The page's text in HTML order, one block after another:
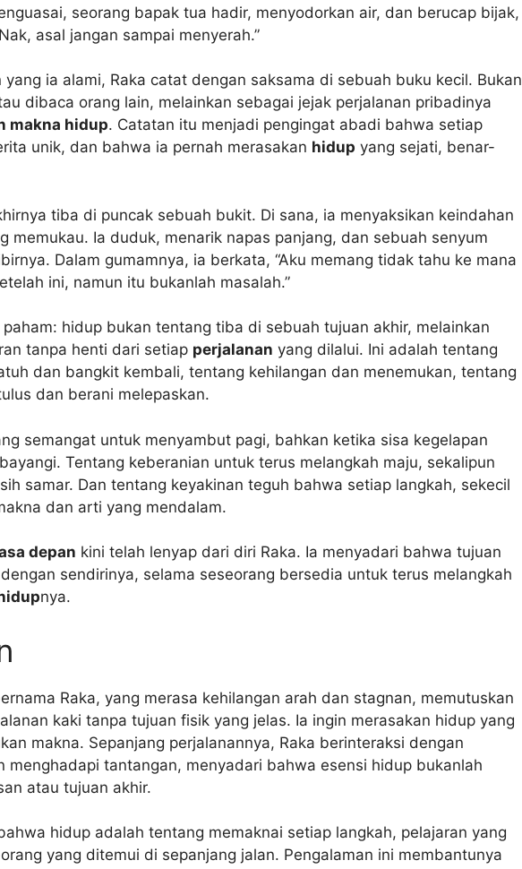
seorang bapak tua hadir, menyodorkan air, dan berucap bijak,
asal jangan sampai menyerah.”
yang ia alami, Raka catat dengan saksama di sebuah buku kecil. Bukan
dibaca orang lain, melainkan sebagai jejak perjalanan pribadinya
makna hidup. Catatan itu menjadi pengingat abadi bahwa setiap
unik, dan bahwa ia pernah merasakan hidup yang sejati, benar-
tiba di puncak sebuah bukit. Di sana, ia menyaksikan keindahan
memukau. Ia duduk, menarik napas panjang, dan sebuah senyum
Dalam gumamnya, ia berkata, “Aku memang tidak tahu ke mana
ini, namun itu bukanlah masalah.”
hidup bukan tentang tiba di sebuah tujuan akhir, melainkan
tanpa henti dari setiap perjalanan yang dilalui. Ini adalah tentang
dan bangkit kembali, tentang kehilangan dan menemukan, tentang
dan berani melepaskan.
semangat untuk menyambut pagi, bahkan ketika sisa kegelapan
Tentang keberanian untuk terus melangkah maju, sekalipun
samar. Dan tentang keyakinan teguh bahwa setiap langkah, sekecil
dan arti yang mendalam.
depan kini telah lenyap dari diri Raka. Ia menyadari bahwa tujuan
sendirinya, selama seseorang bersedia untuk terus melangkah
nya.
Raka, yang merasa kehilangan arah dan stagnan, memutuskan
kaki tanpa tujuan fisik yang jelas. Ia ingin merasakan hidup yang
makna. Sepanjang perjalanannya, Raka berinteraksi dengan
menghadapi tantangan, menyadari bahwa esensi hidup bukanlah
atau tujuan akhir.
hidup adalah tentang memaknai setiap langkah, pelajaran yang
yang ditemui di sepanjang jalan. Pengalaman ini membantunya